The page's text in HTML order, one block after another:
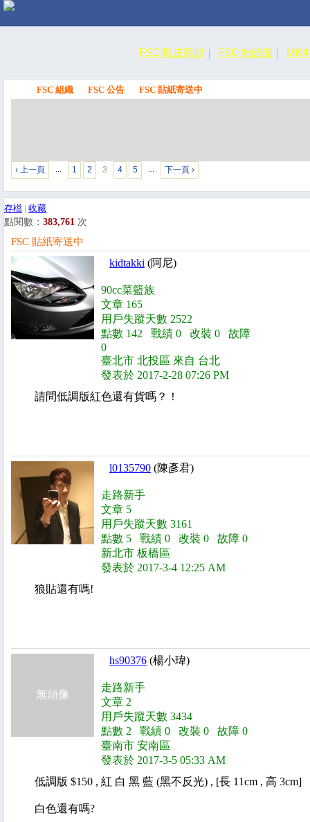
FSC 蝦皮商城 FSC 粉絲團
FSC 組織 FSC 公告 FSC 貼紙寄送中
‹ 上一頁 … 1 2 3 4 5 … 下一頁 ›
存檔 | 收藏
點閱數： 383,761 次
FSC 貼紙寄送中
kidtakki (阿尼)
90cc菜籃族
文章 165
用戶失蹤天數 2522
點數 142 戰績 0 改裝 0 故障
0
臺北市 北投區 來自 台北
發表於 2017-2-28 07:26 PM
請問低調版紅色還有貨嗎？！
l0135790 (陳彥君)
走路新手
文章 5
用戶失蹤天數 3161
點數 5 戰績 0 改裝 0 故障 0
新北市 板橋區
發表於 2017-3-4 12:25 AM
狼貼還有嗎!
無頭像
hs90376 (楊小瑋)
走路新手
文章 2
用戶失蹤天數 3434
點數 2 戰績 0 改裝 0 故障 0
臺南市 安南區
發表於 2017-3-5 05:33 AM
低調版 $150 , 紅 白 黑 藍 (黑不反光) , [長 11cm , 高 3cm]
白色還有嗎?